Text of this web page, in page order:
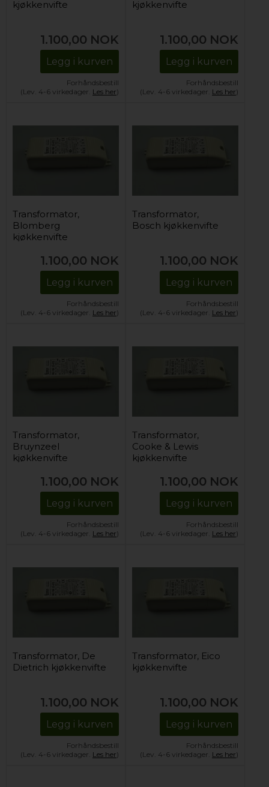
kjøkkenvifte
1.100,00 NOK
Legg i kurven
Forhåndsbestill
(Lev. 4-6 virkedager. Les her)
kjøkkenvifte
1.100,00 NOK
Legg i kurven
Forhåndsbestill
(Lev. 4-6 virkedager. Les her)
Transformator,
Blomberg
kjøkkenvifte
1.100,00 NOK
Legg i kurven
Forhåndsbestill
(Lev. 4-6 virkedager. Les her)
Transformator,
Bosch kjøkkenvifte
1.100,00 NOK
Legg i kurven
Forhåndsbestill
(Lev. 4-6 virkedager. Les her)
Transformator,
Bruynzeel
kjøkkenvifte
1.100,00 NOK
Legg i kurven
Forhåndsbestill
(Lev. 4-6 virkedager. Les her)
Transformator,
Cooke & Lewis
kjøkkenvifte
1.100,00 NOK
Legg i kurven
Forhåndsbestill
(Lev. 4-6 virkedager. Les her)
Transformator, De
Dietrich kjøkkenvifte
1.100,00 NOK
Legg i kurven
Forhåndsbestill
(Lev. 4-6 virkedager. Les her)
Transformator, Eico
kjøkkenvifte
1.100,00 NOK
Legg i kurven
Forhåndsbestill
(Lev. 4-6 virkedager. Les her)